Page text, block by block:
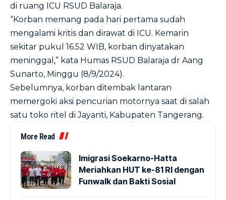
di ruang ICU RSUD Balaraja.
“Korban memang pada hari pertama sudah
mengalami kritis dan dirawat di ICU. Kemarin
sekitar pukul 16.52 WIB, korban dinyatakan
meninggal,” kata Humas RSUD Balaraja dr Aang
Sunarto, Minggu (8/9/2024).
Sebelumnya, korban ditembak lantaran
memergoki aksi pencurian motornya saat di salah
satu toko ritel di Jayanti, Kabupaten Tangerang.
More Read
Imigrasi Soekarno-Hatta
Meriahkan HUT ke-81 RI dengan
Funwalk dan Bakti Sosial